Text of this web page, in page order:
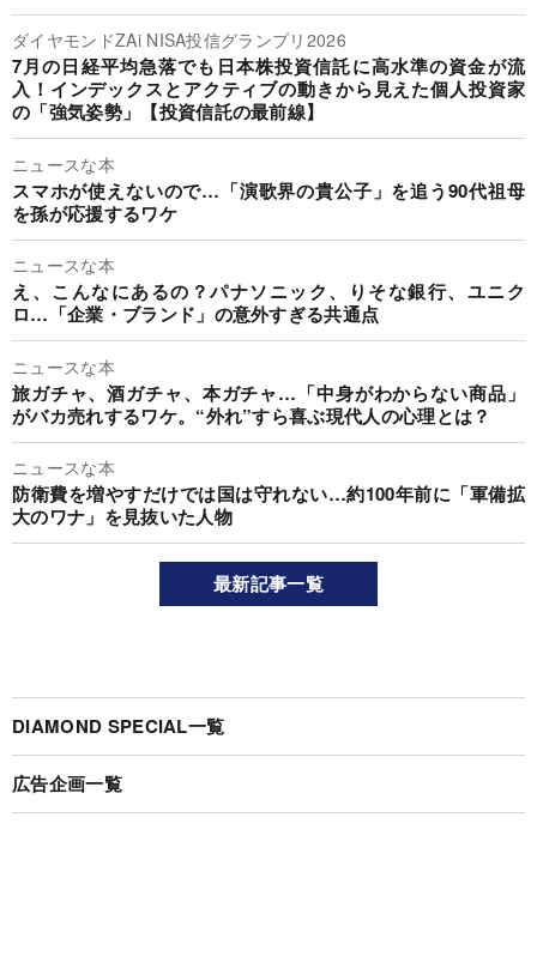
ダイヤモンドZAi NISA投信グランプリ2026
7月の日経平均急落でも日本株投資信託に高水準の資金が流
入！インデックスとアクティブの動きから見えた個人投資家
の「強気姿勢」【投資信託の最前線】
ニュースな本
スマホが使えないので…「演歌界の貴公子」を追う90代祖母
を孫が応援するワケ
ニュースな本
え、こんなにあるの？パナソニック、りそな銀行、ユニク
ロ…「企業・ブランド」の意外すぎる共通点
ニュースな本
旅ガチャ、酒ガチャ、本ガチャ…「中身がわからない商品」
がバカ売れするワケ。“外れ”すら喜ぶ現代人の心理とは？
ニュースな本
防衛費を増やすだけでは国は守れない…約100年前に「軍備拡
大のワナ」を見抜いた人物
最新記事一覧
DIAMOND SPECIAL一覧
広告企画一覧